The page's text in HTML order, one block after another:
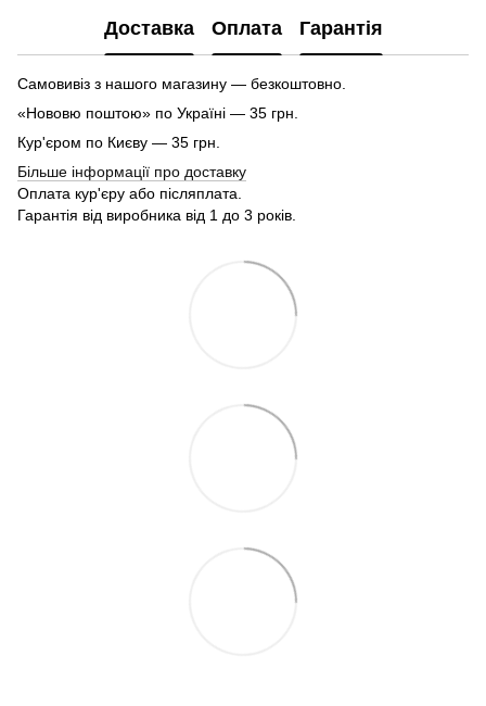
Доставка Оплата Гарантія
Самовивіз з нашого магазину — безкоштовно.
«Нововю поштою» по Україні — 35 грн.
Кур'єром по Києву — 35 грн.
Більше інформації про доставку
Оплата кур'єру або післяплата.
Гарантія від виробника від 1 до 3 років.